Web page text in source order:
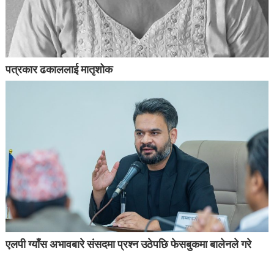
पत्रकार ढकाललाई मातृशोक
एलपी ग्याँस अभावबारे संसदमा प्रश्न उठेपछि फेसबुकमा बालेनले गरे